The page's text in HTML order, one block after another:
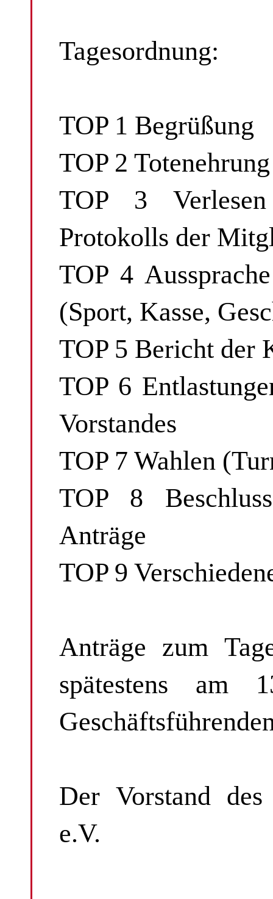
Tagesordnung:
TOP 1 Begrüßung
TOP 2 Totenehrung
TOP 3
Protokolls der
TOP 4
(Sport, Kasse,
TOP 5 Bericht der
TOP 6
Vorstandes
TOP 7 Wahlen
TOP 8
Anträge
TOP 9
Anträge zum
spätestens am
Der Vorstand
e.V.